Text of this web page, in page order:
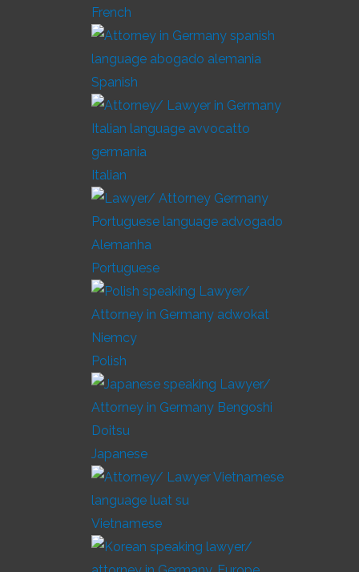
French
Spanish
Italian
Portuguese
Polish
Japanese
Vietnamese